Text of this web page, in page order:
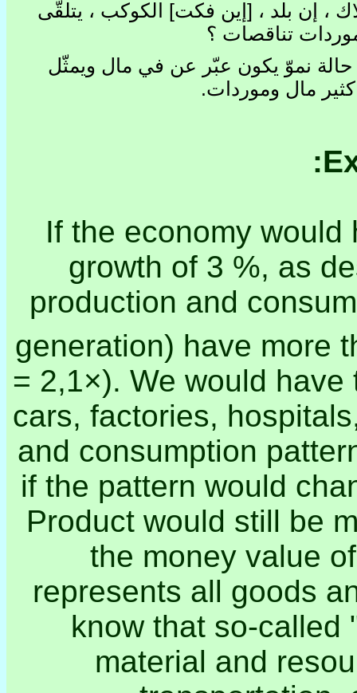
، إن بلد ، [إين فكت] الكوكب ، يتلقّى
تناقصات ؟
نموّ يكون عبّر عن في مال ويمثّل
مال وموردات.
If the economy
growth of 3 %, as
production and
generation) have more
= 2,1×). We would
cars, factories,
and consumption
if the pattern would
Product would still be
the money value
represents all goods
know that so-called
material and